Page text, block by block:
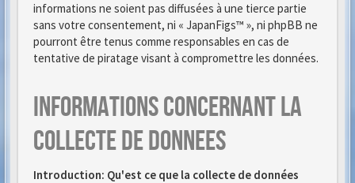
informations ne soient pas diffusées à une tierce partie
sans votre consentement, ni « JapanFigs™ », ni phpBB ne
pourront être tenus comme responsables en cas de
tentative de piratage visant à compromettre les données.
Informations concernant la
collecte de donnees
Introduction: Qu'est ce que la collecte de données